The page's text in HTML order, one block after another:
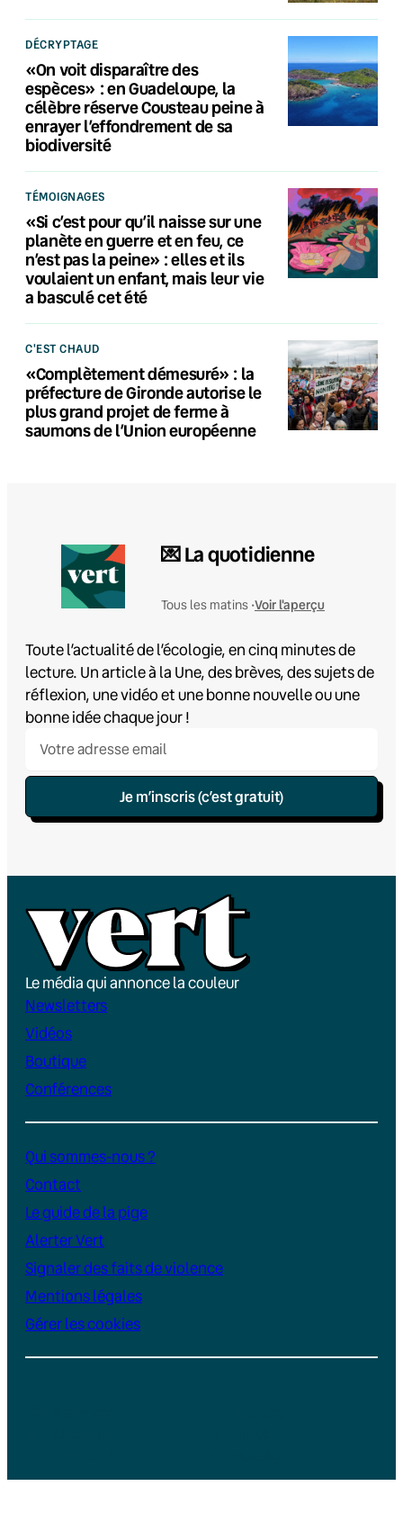
DÉCRYPTAGE
«On voit disparaître des
espèces» : en Guadeloupe, la
célèbre réserve Cousteau peine à
enrayer l’effondrement de sa
biodiversité
TÉMOIGNAGES
«Si c’est pour qu’il naisse sur une
planète en guerre et en feu, ce
n’est pas la peine» : elles et ils
voulaient un enfant, mais leur vie
a basculé cet été
C'EST CHAUD
«Complètement démesuré» : la
préfecture de Gironde autorise le
plus grand projet de ferme à
saumons de l’Union européenne
💌 La quotidienne
Tous les matins •Voir l'aperçu
Toute l’actualité de l’écologie, en cinq minutes de
lecture. Un article à la Une, des brèves, des sujets de
réflexion, une vidéo et une bonne nouvelle ou une
bonne idée chaque jour !
Je m’inscris (c’est gratuit)
Le média qui annonce la couleur
Newsletters
Vidéos
Boutique
Conférences
Qui sommes-nous ?
Contact
Le guide de la pige
Alerter Vert
Signaler des faits de violence
Mentions légales
Gérer les cookies